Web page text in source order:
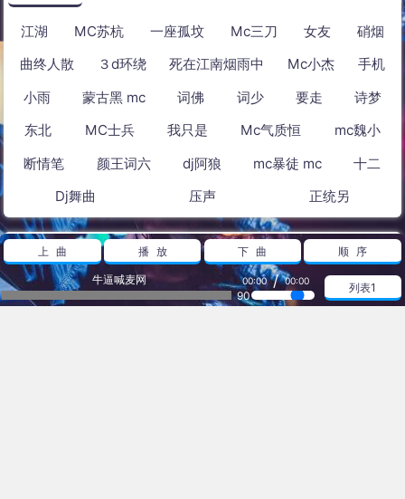
江湖 MC苏杭 一座孤坟 Mc三刀 女友
硝烟
曲终人散
３d环绕 死在江南烟雨中 Mc小杰
手机
小雨
蒙古黑 mc 词佛 词少 要走
诗梦
东北
MC士兵 我只是 Mc气质恒
mc魏小
断情笔
颜王词六 dj阿狼 mc暴徒 mc
十二
Dj舞曲
压声 正统另
热播放
酷酷的你瞳 - 赵执念and温柔瞳－醉眼望佳人
上曲 播放 下曲 顺序
牛逼喊麦网 00:00 / 00:00
90
列表1